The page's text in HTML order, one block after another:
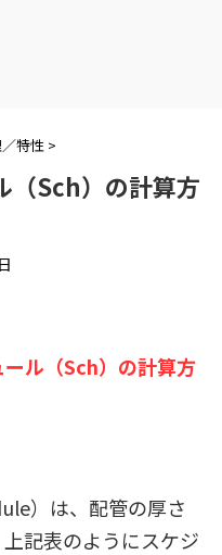
／特性 >
（Sch）の計算方
ル（Sch）の計算方
）は、配管の厚さ
記表のようにスケジ